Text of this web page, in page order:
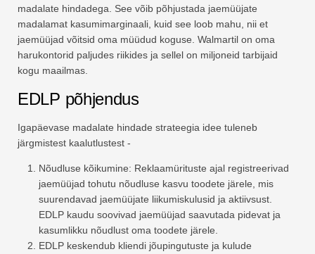
madalate hindadega. See võib põhjustada jaemüüjate
madalamat kasumimarginaali, kuid see loob mahu, nii et
jaemüüjad võitsid oma müüdud koguse. Walmartil on oma
harukontorid paljudes riikides ja sellel on miljoneid tarbijaid
kogu maailmas.
EDLP põhjendus
Igapäevase madalate hindade strateegia idee tuleneb
järgmistest kaalutlustest -
Nõudluse kõikumine: Reklaamürituste ajal registreerivad
jaemüüjad tohutu nõudluse kasvu toodete järele, mis
suurendavad jaemüüjate liikumiskulusid ja aktiivsust.
EDLP kaudu soovivad jaemüüjad saavutada pidevat ja
kasumlikku nõudlust oma toodete järele.
EDLP keskendub kliendi jõupingutuste ja kulude